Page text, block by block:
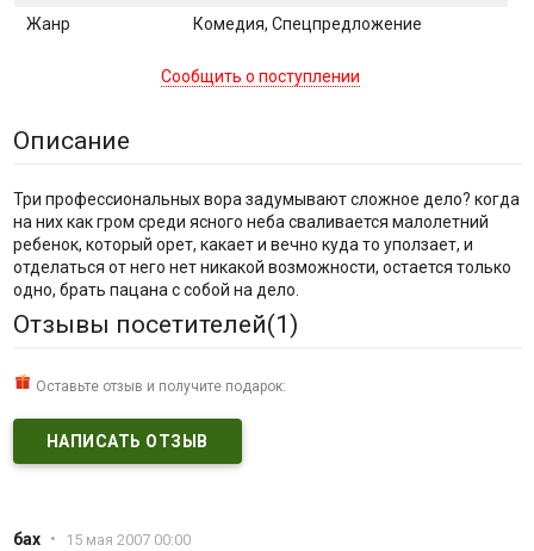
Жанр
Комедия, Спецпредложение
Сообщить о поступлении
Описание
Три профессиональных вора задумывают сложное дело? когда
на них как гром среди ясного неба сваливается малолетний
ребенок, который орет, какает и вечно куда то уползает, и
отделаться от него нет никакой возможности, остается только
одно, брать пацана с собой на дело.
Отзывы посетителей(1)
Оставьте отзыв и получите подарок:
НАПИСАТЬ ОТЗЫВ
бах • 15 мая 2007 00:00